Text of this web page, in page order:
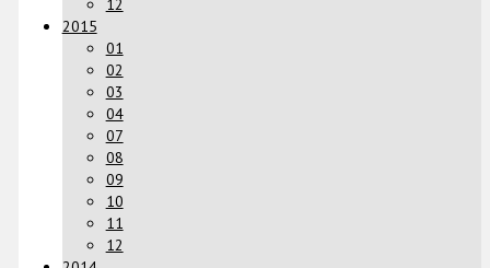
12
2015
01
02
03
04
07
08
09
10
11
12